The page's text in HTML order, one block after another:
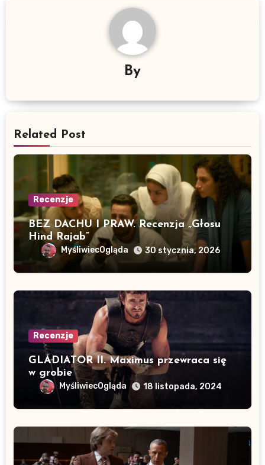
By
Related Post
Recenzje
BEZ DACHU I PRAW. Recenzja „Głosu
Hind Rajab”
MyśliwiecOgląda 30 stycznia, 2026
Recenzje
GLADIATOR II. Maximus przewraca się
w grobie
MyśliwiecOgląda 18 listopada, 2024